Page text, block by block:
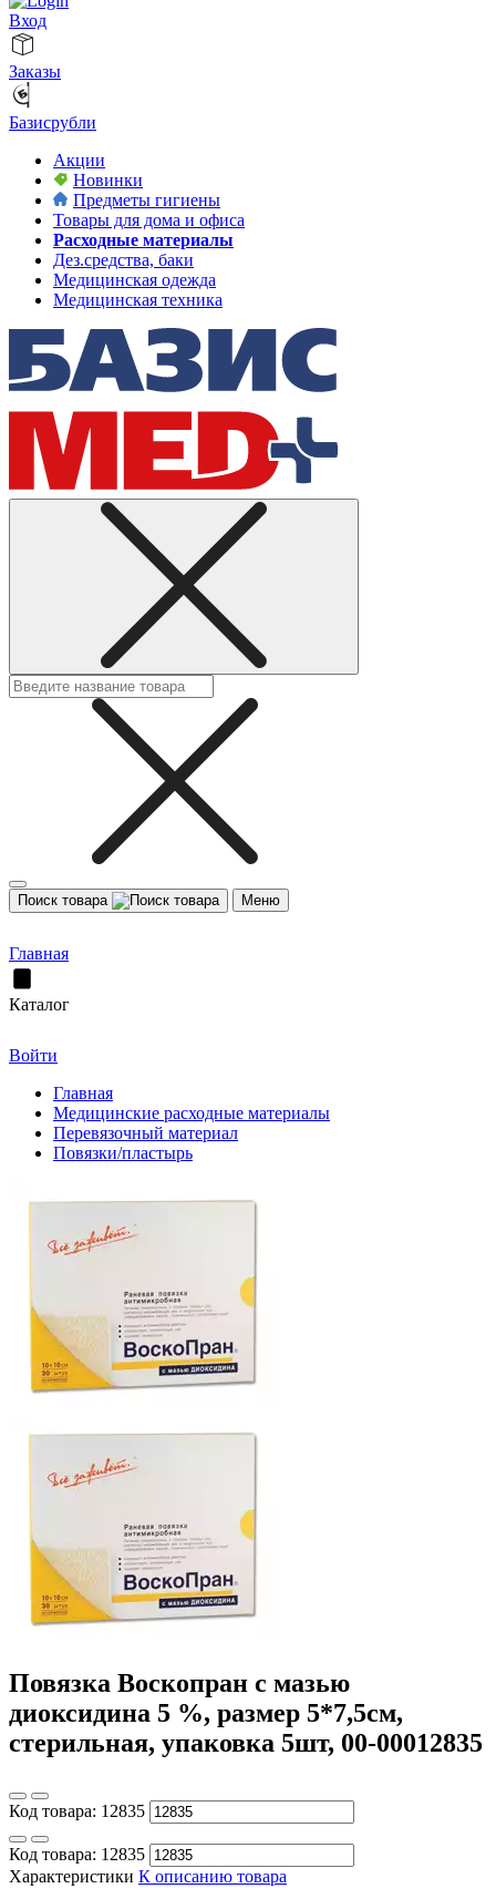
Вход
Заказы
Базисрубли
Акции
Новинки
Предметы гигиены
Товары для дома и офиса
Расходные материалы
Дез.средства, баки
Медицинская одежда
Медицинская техника
Поиск товара Меню
Главная
Каталог
Войти
Главная
Медицинские расходные материалы
Перевязочный материал
Повязки/пластырь
Повязка Воскопран с мазью
диоксидина 5 %, размер 5*7,5см,
стерильная, упаковка 5шт, 00-00012835
Код товара: 12835
Код товара: 12835
Характеристики К описанию товара